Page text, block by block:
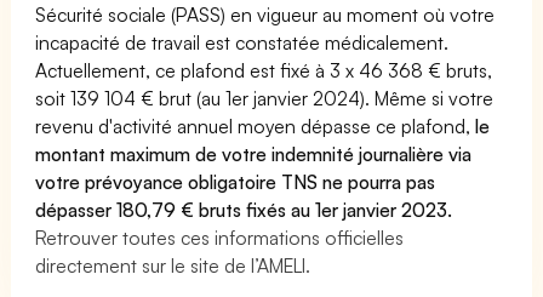
Sécurité sociale (PASS) en vigueur au moment où votre
incapacité de travail est constatée médicalement.
Actuellement, ce plafond est fixé à 3 x 46 368 € bruts,
soit 139 104 € brut (au 1er janvier 2024). Même si votre
revenu d'activité annuel moyen dépasse ce plafond,le
montant maximum de votre indemnité journalière via
votre prévoyance obligatoire TNS ne pourra pas
dépasser 180,79 € bruts fixés au 1er janvier 2023.
Retrouver toutes ces informations officielles
directement sur le site de l’AMELI.